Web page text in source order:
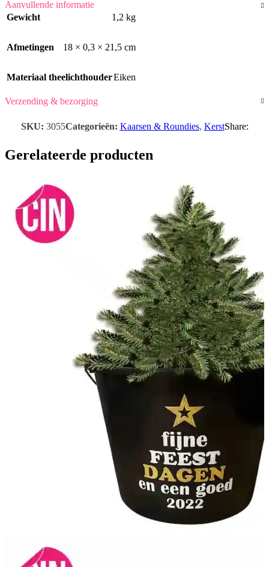
Aanvullende informatie
Gewicht
1,2 kg
Afmetingen 18 × 0,3 × 21,5 cm
Materiaal theelichthouderEiken
Verzending & bezorging
SKU: 3055Categorieën: Kaarsen & Roundies, KerstShare:
Gerelateerde producten